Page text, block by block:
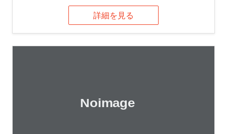
詳細を見る